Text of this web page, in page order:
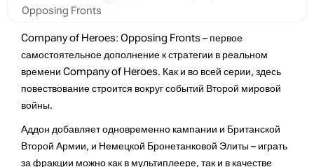
Opposing Fronts
Company of Heroes: Opposing Fronts – первое
самостоятельное дополнение к стратегии в реальном
времени Company of Heroes. Как и во всей серии, здесь
повествование строится вокруг событий Второй мировой
войны.
Аддон добавляет одновременно кампании и Британской
Второй Армии, и Немецкой Бронетанковой Элиты – играть
за фракции можно как в мультиплеере, так и в качестве